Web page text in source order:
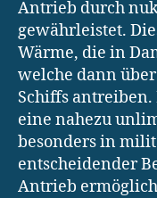
Antrieb durch
gewährleistet.
Wärme, die in
welche dann
Schiffs
eine nahezu
besonders in
entscheidender
Antrieb